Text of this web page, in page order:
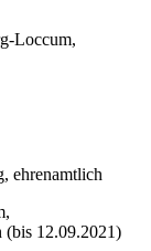
Loccum,
ehrenamtlich
(bis 12.09.2021)